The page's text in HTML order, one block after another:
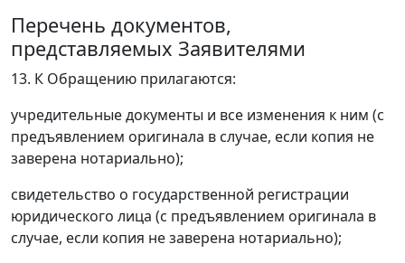
Перечень документов,
представляемых Заявителями
13. К Обращению прилагаются:
учредительные документы и все изменения к ним (с
предъявлением оригинала в случае, если копия не
заверена нотариально);
свидетельство о государственной регистрации
юридического лица (с предъявлением оригинала в
случае, если копия не заверена нотариально);